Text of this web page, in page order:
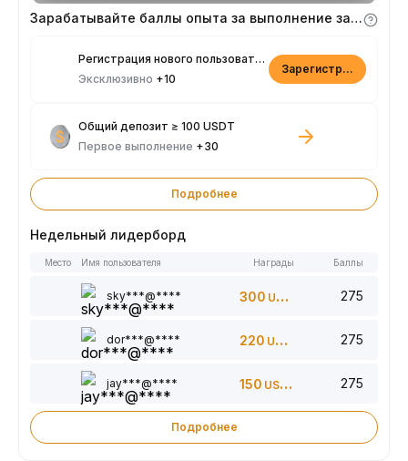
Зарабатывайте баллы опыта за выполнение заданий
Регистрация нового пользователя
Эксклюзивно +10
Зарегистрироваться
Общий депозит ≥ 100 USDT
Первое выполнение +30
Подробнее
Недельный лидерборд
Место Имя пользователя Награды Баллы
sky***@**** 300 USDT 275
dor***@**** 220 USDT 275
jay***@**** 150 USDT 275
Подробнее